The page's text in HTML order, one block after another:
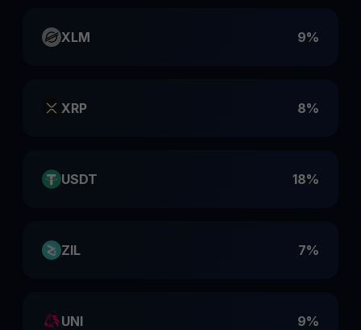
XLM 9%
XRP 8%
USDT 18%
ZIL 7%
UNI 9%